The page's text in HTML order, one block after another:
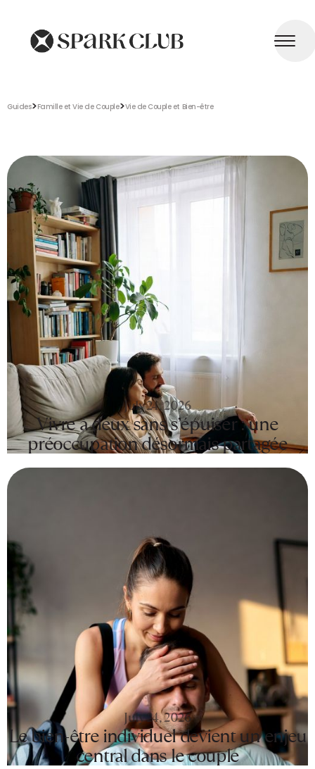
Guides>Famille et Vie de Couple>Vie de Couple et Bien-être
July 24, 2026
Vivre à deux sans s’épuiser : une
préoccupation désormais partagée
July 24, 2026
Le bien-être individuel devient un enjeu
central dans le couple